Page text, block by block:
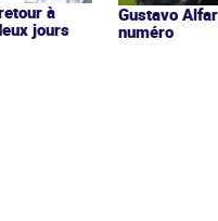
à
jours
Gustavo
numéro